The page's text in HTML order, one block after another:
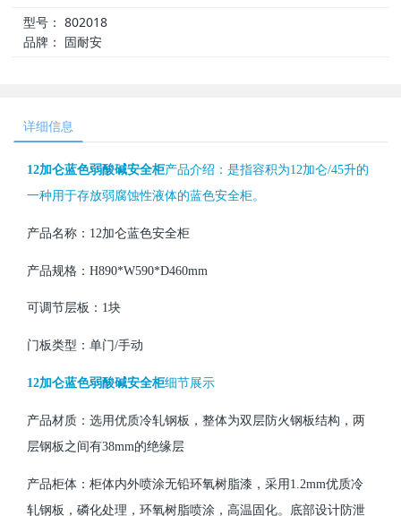
型号： 802018
品牌： 固耐安
详细信息
12加仑蓝色弱酸碱安全柜产品介绍：是指容积为12加仑/45升的
一种用于存放弱腐蚀性液体的蓝色安全柜。
产品名称：12加仑蓝色安全柜
产品规格：H890*W590*D460mm
可调节层板：1块
门板类型：单门/手动
12加仑蓝色弱酸碱安全柜细节展示
产品材质：选用优质冷轧钢板，整体为双层防火钢板结构，两
层钢板之间有38mm的绝缘层
产品柜体：柜体内外喷涂无铅环氧树脂漆，采用1.2mm优质冷
轧钢板，磷化处理，环氧树脂喷涂，高温固化。底部设计防泄